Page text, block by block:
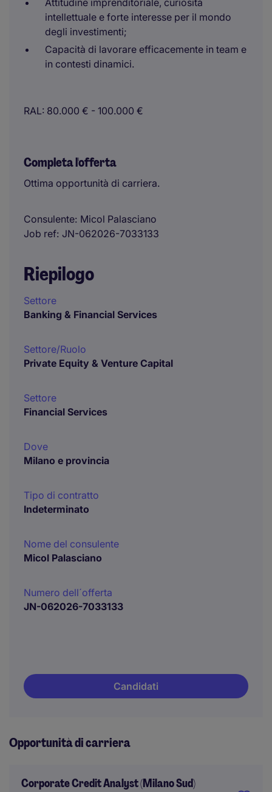
Attitudine imprenditoriale, curiosità
intellettuale e forte interesse per il mondo
degli investimenti;
Capacità di lavorare efficacemente in team e
in contesti dinamici.
RAL: 80.000 € - 100.000 €
Completa l'offerta
Ottima opportunità di carriera.
Consulente Micol Palasciano
Job ref JN-062026-7033133
Riepilogo
Settore
Banking & Financial Services
Settore/Ruolo
Private Equity & Venture Capital
Settore
Financial Services
Dove
Milano e provincia
Tipo di contratto
Indeterminato
Nome del consulente
Micol Palasciano
Numero dell´offerta
JN-062026-7033133
Candidati
Opportunità di carriera
Corporate Credit Analyst (Milano Sud)